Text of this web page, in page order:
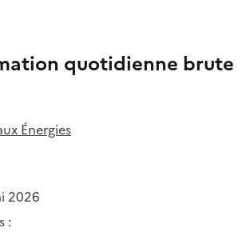
quotidienne brute
Énergies
2026
: